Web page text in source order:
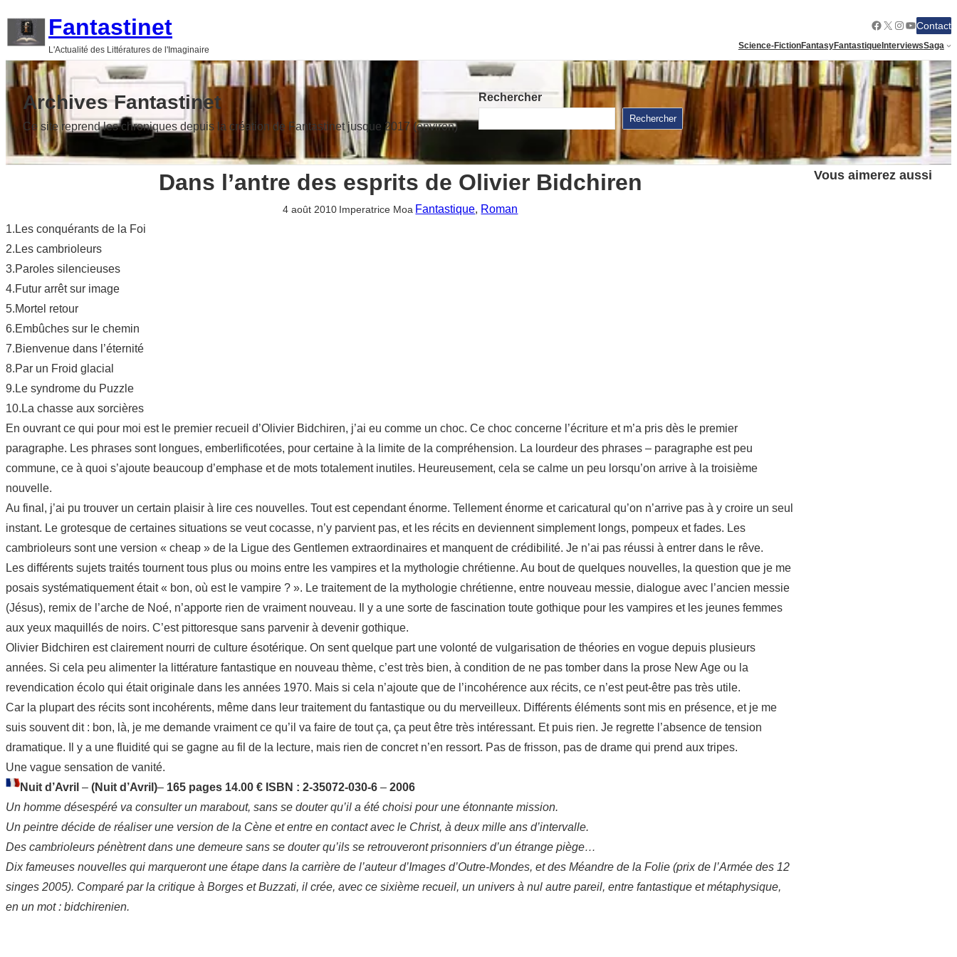
Fantastinet
L'Actualité des Littératures de l'Imaginaire
Facebook
X Instagram
YouTube
Contact
Science-FictionFantasyFantastiqueInterviewsSaga
Archives Fantastinet
Ce site reprend les chroniques depuis la création de Fantastinet jusque 2017 (environ)
Rechercher
Rechercher
Dans l’antre des esprits de Olivier Bidchiren
4 août 2010 Imperatrice Moa Fantastique, Roman
1.Les conquérants de la Foi
2.Les cambrioleurs
3.Paroles silencieuses
4.Futur arrêt sur image
5.Mortel retour
6.Embûches sur le chemin
7.Bienvenue dans l’éternité
8.Par un Froid glacial
9.Le syndrome du Puzzle
10.La chasse aux sorcières
En ouvrant ce qui pour moi est le premier recueil d’Olivier Bidchiren, j’ai eu comme un choc. Ce choc concerne l’écriture et m’a pris dès le premier
paragraphe. Les phrases sont longues, emberlificotées, pour certaine à la limite de la compréhension. La lourdeur des phrases – paragraphe est peu
commune, ce à quoi s’ajoute beaucoup d’emphase et de mots totalement inutiles. Heureusement, cela se calme un peu lorsqu’on arrive à la troisième
nouvelle.
Au final, j’ai pu trouver un certain plaisir à lire ces nouvelles. Tout est cependant énorme. Tellement énorme et caricatural qu’on n’arrive pas à y croire un seul
instant. Le grotesque de certaines situations se veut cocasse, n’y parvient pas, et les récits en deviennent simplement longs, pompeux et fades. Les
cambrioleurs sont une version « cheap » de la Ligue des Gentlemen extraordinaires et manquent de crédibilité. Je n’ai pas réussi à entrer dans le rêve.
Les différents sujets traités tournent tous plus ou moins entre les vampires et la mythologie chrétienne. Au bout de quelques nouvelles, la question que je me
posais systématiquement était « bon, où est le vampire ? ». Le traitement de la mythologie chrétienne, entre nouveau messie, dialogue avec l’ancien messie
(Jésus), remix de l’arche de Noé, n’apporte rien de vraiment nouveau. Il y a une sorte de fascination toute gothique pour les vampires et les jeunes femmes
aux yeux maquillés de noirs. C’est pittoresque sans parvenir à devenir gothique.
Olivier Bidchiren est clairement nourri de culture ésotérique. On sent quelque part une volonté de vulgarisation de théories en vogue depuis plusieurs
années. Si cela peu alimenter la littérature fantastique en nouveau thème, c’est très bien, à condition de ne pas tomber dans la prose New Age ou la
revendication écolo qui était originale dans les années 1970. Mais si cela n’ajoute que de l’incohérence aux récits, ce n’est peut-être pas très utile.
Car la plupart des récits sont incohérents, même dans leur traitement du fantastique ou du merveilleux. Différents éléments sont mis en présence, et je me
suis souvent dit : bon, là, je me demande vraiment ce qu’il va faire de tout ça, ça peut être très intéressant. Et puis rien. Je regrette l’absence de tension
dramatique. Il y a une fluidité qui se gagne au fil de la lecture, mais rien de concret n’en ressort. Pas de frisson, pas de drame qui prend aux tripes.
Une vague sensation de vanité.
Nuit d’Avril – (Nuit d’Avril)– 165 pages 14.00 € ISBN : 2-35072-030-6 – 2006
Un homme désespéré va consulter un marabout, sans se douter qu’il a été choisi pour une étonnante mission.
Un peintre décide de réaliser une version de la Cène et entre en contact avec le Christ, à deux mille ans d’intervalle.
Des cambrioleurs pénètrent dans une demeure sans se douter qu’ils se retrouveront prisonniers d’un étrange piège…
Dix fameuses nouvelles qui marqueront une étape dans la carrière de l’auteur d’Images d’Outre-Mondes, et des Méandre de la Folie (prix de l’Armée des 12
singes 2005). Comparé par la critique à Borges et Buzzati, il crée, avec ce sixième recueil, un univers à nul autre pareil, entre fantastique et métaphysique,
en un mot : bidchirenien.
Vous aimerez aussi